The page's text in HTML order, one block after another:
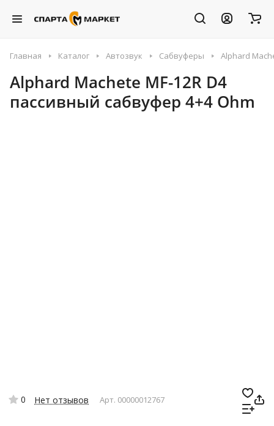
Главная Каталог Автозвук Сабвуферы Alphard
Alphard Machete MF-12R D4
пассивный сабвуфер 4+4 Ohm
0 Нет отзывов Арт. 00000012767